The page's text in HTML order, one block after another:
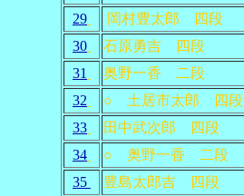
29
岡村豊太郎 四段
30
石原勇吉 四段
31
奥野一香 二段
32
○ 土居市太郎 四段
33
田中武次郎 四段
34
○ 奥野一香 二段
35
豊島太郎吉 四段